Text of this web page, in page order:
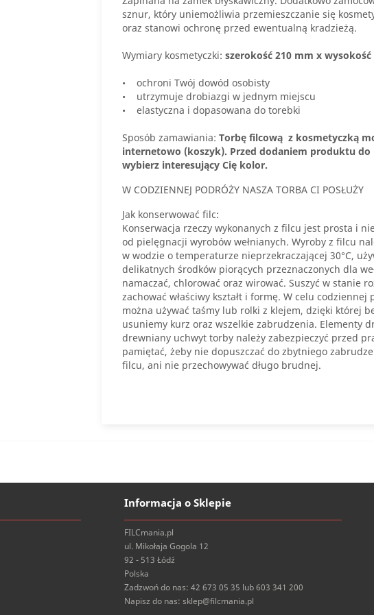
sznur, który uniemożliwia przemieszczanie się
oraz stanowi ochronę przed ewentualną kradzieżą.
Wymiary kosmetyczki: szerokość 210 mm x wysokość
• ochroni Twój dowód osobisty
• utrzymuje drobiazgi w jednym miejscu
• elastyczna i dopasowana do torebki
Sposób zamawiania: Torbę filcową z kosmetyczką
internetowo (koszyk). Przed dodaniem produktu do
wybierz interesujący Cię kolor.
W CODZIENNEJ PODRÓŻY NASZA TORBA CI POSŁUŻY
Jak konserwować filc:
Konserwacja rzeczy wykonanych z filcu jest prosta i
od pielęgnacji wyrobów wełnianych. Wyroby z filcu
w wodzie o temperaturze nieprzekraczającej 30°C,
delikatnych środków piorących przeznaczonych dla
namaczać, chlorować oraz wirować. Suszyć w stanie
zachować właściwy kształt i formę. W celu codziennej
można używać taśmy lub rolki z klejem, dzięki której
usuniemy kurz oraz wszelkie zabrudzenia. Elementy
drewniany uchwyt torby należy zabezpieczyć przed
pamiętać, żeby nie dopuszczać do zbytniego
filcu, ani nie przechowywać długo brudnej.
Informacja o Sklepie
FILCmania.pl
ul. Mikołaja Gogola 12
92 - 513 Łódź
Polska
Zadzwoń do nas: 42 673 05 35 lub 603 341 200
Napisz do nas: sklep@filcmania.pl